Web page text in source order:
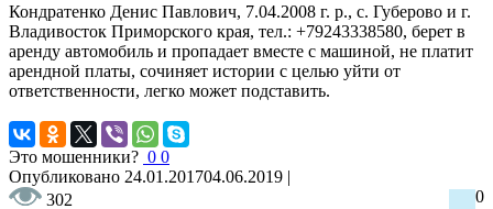
Кондратенко Денис Павлович, 7.04.2008 г. р., с. Губерово и г.
Владивосток Приморского края, тел.: +79243338580, берет в
аренду автомобиль и пропадает вместе с машиной, не платит
арендной платы, сочиняет истории с целью уйти от
ответственности, легко может подставить.
Это мошенники? 0 0
Опубликовано 24.01.201704.06.2019 |
302
0